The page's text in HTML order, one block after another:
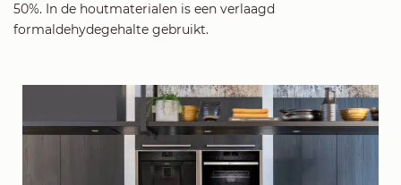
50%. In de houtmaterialen is een verlaagd
formaldehydegehalte gebruikt.